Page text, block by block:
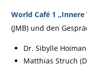
World Café 1
(JMB) und den
Dr. Sibylle
Matthias Struch